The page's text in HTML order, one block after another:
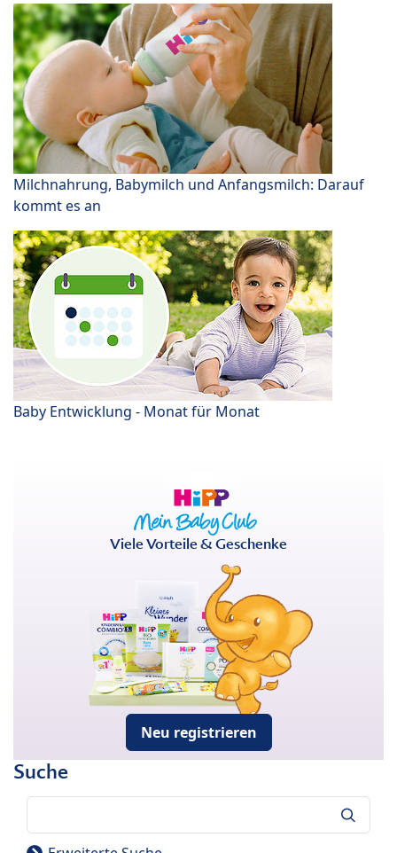
Milchnahrung, Babymilch und Anfangsmilch: Darauf
kommt es an
Baby Entwicklung - Monat für Monat
Viele Vorteile & Geschenke
Neu registrieren
Suche